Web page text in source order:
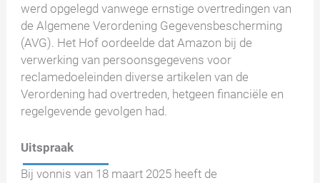
werd opgelegd vanwege ernstige overtredingen van
de Algemene Verordening Gegevensbescherming
(AVG). Het Hof oordeelde dat Amazon bij de
verwerking van persoonsgegevens voor
reclamedoeleinden diverse artikelen van de
Verordening had overtreden, hetgeen financiële en
regelgevende gevolgen had.
Uitspraak
Bij vonnis van 18 maart 2025 heeft de